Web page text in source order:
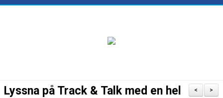
>
<
Lyssna på Track & Talk med en hel